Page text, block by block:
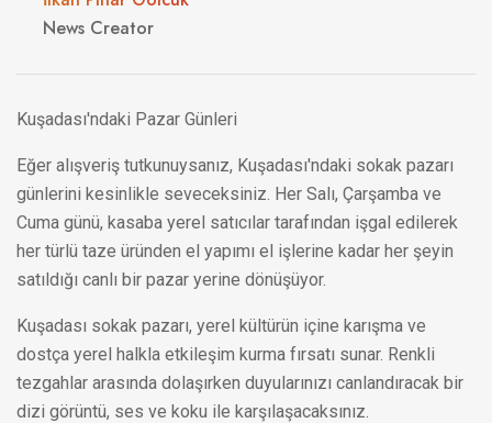
News Creator
Kuşadası'ndaki Pazar Günleri
Eğer alışveriş tutkunuysanız, Kuşadası'ndaki sokak pazarı
günlerini kesinlikle seveceksiniz. Her Salı, Çarşamba ve
Cuma günü, kasaba yerel satıcılar tarafından işgal edilerek
her türlü taze üründen el yapımı el işlerine kadar her şeyin
satıldığı canlı bir pazar yerine dönüşüyor.
Kuşadası sokak pazarı, yerel kültürün içine karışma ve
dostça yerel halkla etkileşim kurma fırsatı sunar. Renkli
tezgahlar arasında dolaşırken duyularınızı canlandıracak bir
dizi görüntü, ses ve koku ile karşılaşacaksınız.